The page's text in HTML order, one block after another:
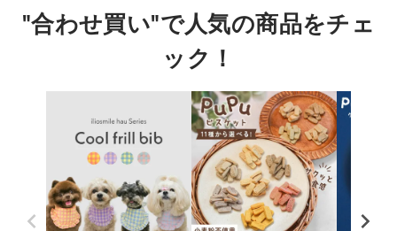
"合わせ買い"で人気の商品をチェ
ック！